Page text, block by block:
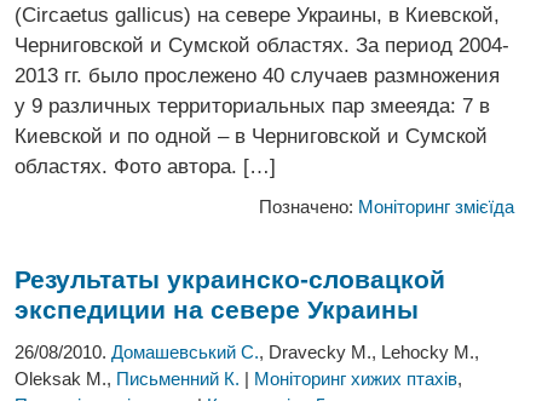
(Circaetus gallicus) на севере Украины, в Киевской,
Черниговской и Сумской областях. За период 2004-
2013 гг. было прослежено 40 случаев размножения
у 9 различных территориальных пар змееяда: 7 в
Киевской и по одной – в Черниговской и Сумской
областях. Фото автора. […]
Позначено: Моніторинг змієїда
Результаты украинско-словацкой
экспедиции на севере Украины
26/08/2010. Домашевський С., Dravecky M., Lehocky M.,
Oleksak M., Письменний К. | Моніторинг хижих птахів,